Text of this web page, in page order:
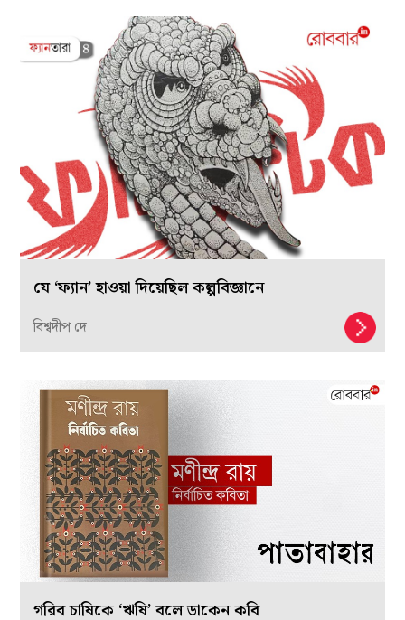
‘ব্যাধগীতা’য় পড়া যে অনাসক্তির কাহিনি বলতেন স্বামী
বিবেকানন্দ
স্বামী কৃষ্ণনাথানন্দ
যে ‘ফ্যান’ হাওয়া দিয়েছিল কল্পবিজ্ঞানে
বিশ্বদীপ দে